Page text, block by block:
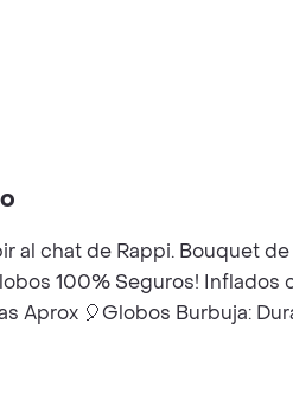
al chat de Rappi. Bouquet
100% Seguros!
Aprox 🎈Globos Burbuja: